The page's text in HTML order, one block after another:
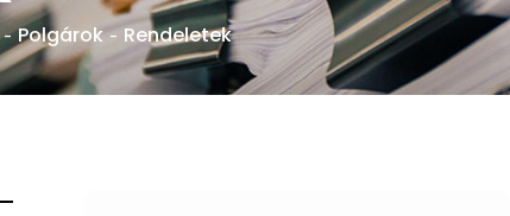
- Polgárok - Rendeletek